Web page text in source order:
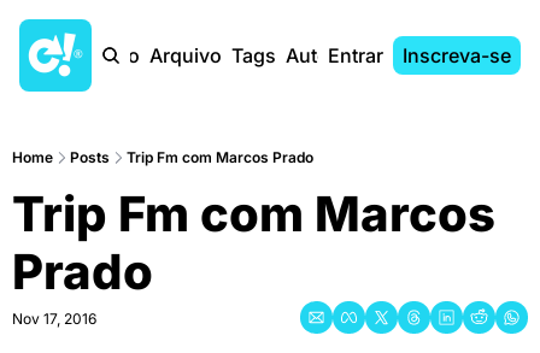
Início Arquivo Tags AutoresEntrar Inscreva-se
Home Posts Trip Fm com Marcos Prado
Trip Fm com Marcos
Prado
Nov 17, 2016